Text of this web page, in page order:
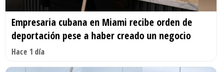
Empresaria cubana en Miami recibe orden de
deportación pese a haber creado un negocio
Hace 1 día